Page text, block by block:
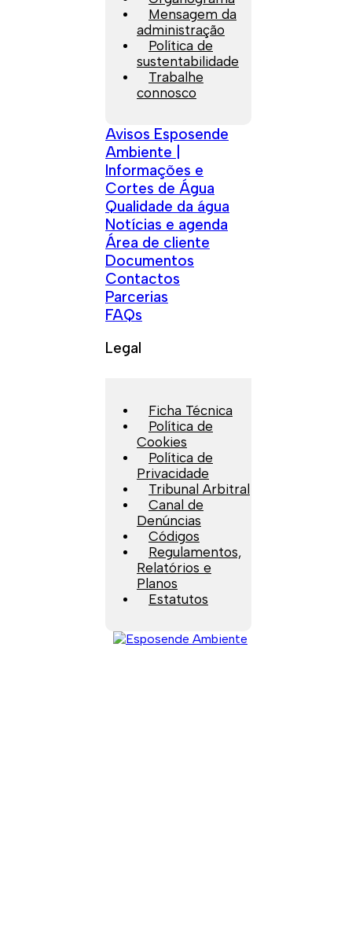
Mensagem da
administração
Política de
sustentabilidade
Trabalhe
connosco
Avisos Esposende
Ambiente |
Informações e
Cortes de Água
Qualidade da água
Notícias e agenda
Área de cliente
Documentos
Contactos
Parcerias
FAQs
Legal
Ficha Técnica
Política de
Cookies
Política de
Privacidade
Tribunal Arbitral
Canal de
Denúncias
Códigos
Regulamentos,
Relatórios e
Planos
Estatutos